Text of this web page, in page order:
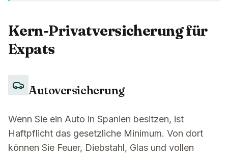
Kern-Privatversicherung für
Expats
Autoversicherung
Wenn Sie ein Auto in Spanien besitzen, ist
Haftpflicht das gesetzliche Minimum. Von dort
können Sie Feuer, Diebstahl, Glas und vollen